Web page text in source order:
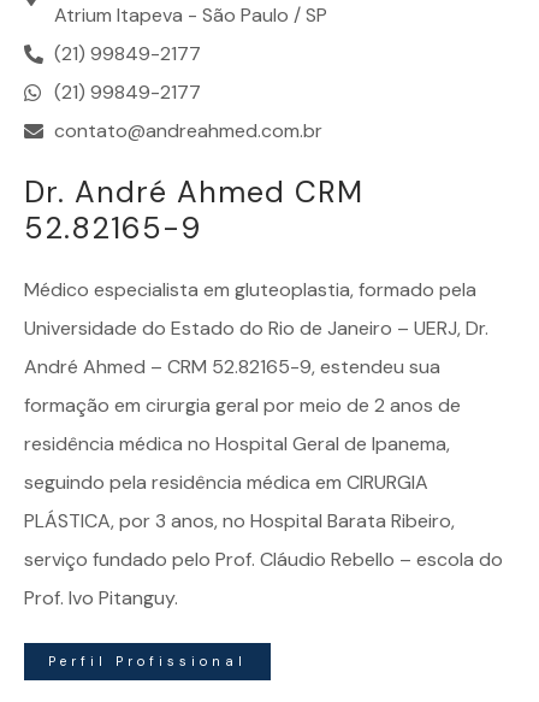
Atrium Itapeva - São Paulo / SP
(21) 99849-2177
(21) 99849-2177
contato@andreahmed.com.br
Dr. André Ahmed CRM
52.82165-9
Médico especialista em gluteoplastia, formado pela
Universidade do Estado do Rio de Janeiro – UERJ, Dr.
André Ahmed – CRM 52.82165-9, estendeu sua
formação em cirurgia geral por meio de 2 anos de
residência médica no Hospital Geral de Ipanema,
seguindo pela residência médica em CIRURGIA
PLÁSTICA, por 3 anos, no Hospital Barata Ribeiro,
serviço fundado pelo Prof. Cláudio Rebello – escola do
Prof. Ivo Pitanguy.
Perfil Profissional